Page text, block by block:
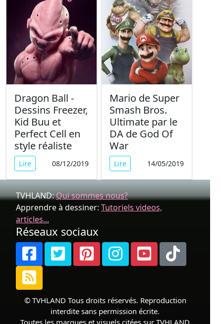
Dragon Ball -
Dessins Freezer,
Kid Buu et
Perfect Cell en
style réaliste
Lire 08/12/2019
Mario de Super
Smash Bros.
Ultimate par le
DA de God Of
War
Lire 14/05/2019
TVHLAND:Qui sommes nous?
Apprendre à dessiner: Tutoriels videos,
articles...
Réseaux sociaux
© TVHLAND Tous droits réservés. Reproduction
interdite sans permission écrite.
Toutes les marques et visuels citées sur TVHLAND